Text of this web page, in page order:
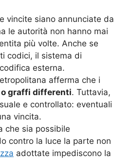
vincite siano annunciate da
le autorità non hanno mai
più volte. Anche se
codici, il sistema di
esterna.
afferma che i
graffi differenti. Tuttavia,
e controllato: eventuali
vincita.
che sia possibile
contro la luce la parte non
adottate impediscono la